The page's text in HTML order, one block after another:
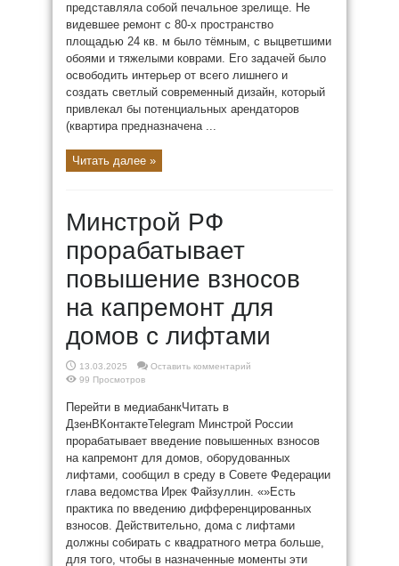
представляла собой печальное зрелище. Не
видевшее ремонт с 80-х пространство
площадью 24 кв. м было тёмным, с выцветшими
обоями и тяжелыми коврами. Его задачей было
освободить интерьер от всего лишнего и
создать светлый современный дизайн, который
привлекал бы потенциальных арендаторов
(квартира предназначена ...
Читать далее »
Минстрой РФ
прорабатывает
повышение взносов
на капремонт для
домов с лифтами
13.03.2025
Оставить комментарий
99 Просмотров
Перейти в медиабанкЧитать в
ДзенВКонтактеTelegram Минстрой России
прорабатывает введение повышенных взносов
на капремонт для домов, оборудованных
лифтами, сообщил в среду в Совете Федерации
глава ведомства Ирек Файзуллин. «»Есть
практика по введению дифференцированных
взносов. Действительно, дома с лифтами
должны собирать с квадратного метра больше,
для того, чтобы в назначенные моменты эти